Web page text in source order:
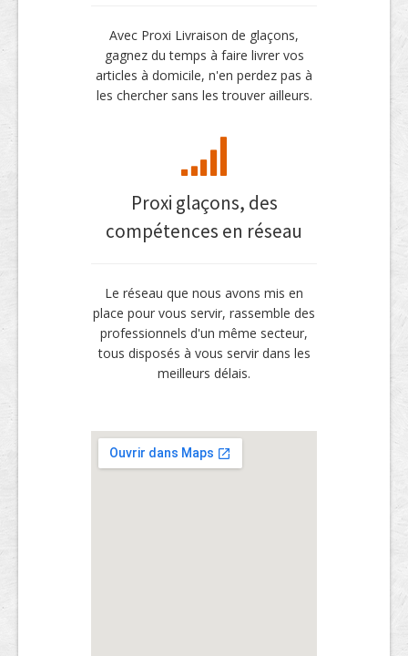
Avec Proxi Livraison de glaçons,
gagnez du temps à faire livrer vos
articles à domicile, n'en perdez pas à
les chercher sans les trouver ailleurs.
Proxi glaçons, des
compétences en réseau
Le réseau que nous avons mis en
place pour vous servir, rassemble des
professionnels d'un même secteur,
tous disposés à vous servir dans les
meilleurs délais.